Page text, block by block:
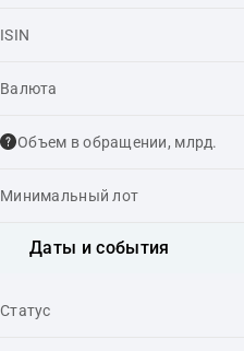
ISIN
Валюта
Объем в обращении, млрд.
Минимальный лот
Даты и события
Статус